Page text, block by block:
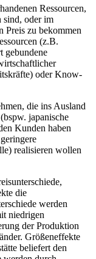
Ressourcen,
sind, oder im
Preis zu bekommen
(z.B.
gebundene
oder Know-
die ins Ausland
japanische
Kunden haben
realisieren wollen
die
werden
niedrigen
der Produktion
Größeneffekte
beliefert den